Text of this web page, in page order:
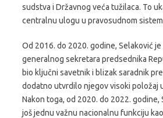
sudstva i Državnog veća tužilaca. To
centralnu ulogu u pravosudnom
Od 2016. do 2020. godine, Selaković
generalnog sekretara predsednika
bio ključni savetnik i blizak saradnik
dodatno utvrdilo njegov visoki položaj
Nakon toga, od 2020. do 2022. godine,
još jednu važnu nacionalnu funkciju